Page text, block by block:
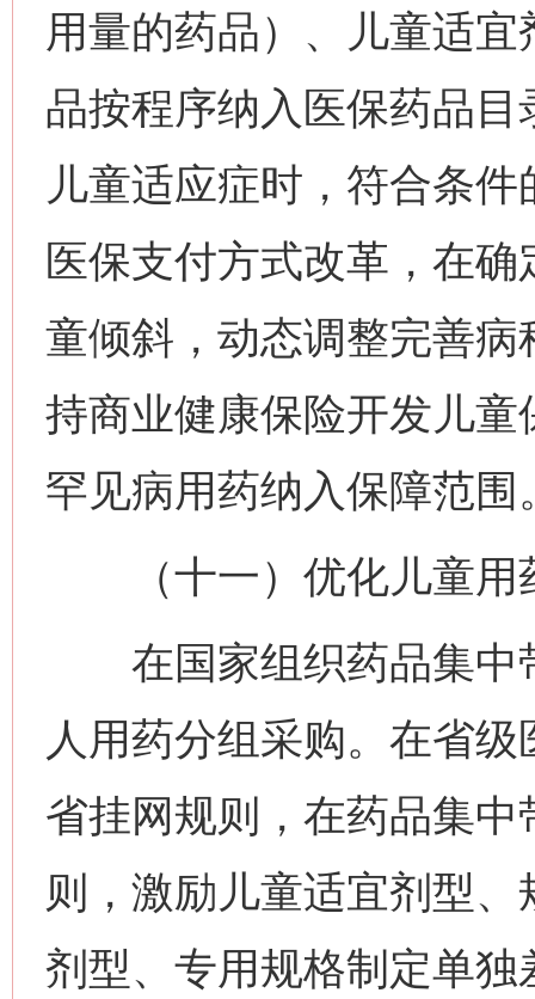
用量的药品）、儿童适
品按程序纳入医保药品
儿童适应症时，符合条
医保支付方式改革，在
童倾斜，动态调整完善
持商业健康保险开发儿
罕见病用药纳入保障范围
（十一）优化儿童用
在国家组织药品集中
人用药分组采购。在省
省挂网规则，在药品集
则，激励儿童适宜剂型
剂型、专用规格制定单独